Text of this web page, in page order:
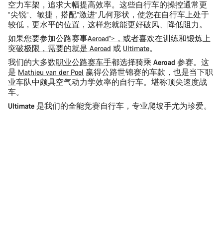
空力车架，追求大幅提高效率。这些自行车的操控通常更
“尖锐”、敏捷，搭配“激进”几何形状，使您在自行车上处于
较低，更水平的位置，这样您就能更好破风、降低阻力。
如果您要参加公路赛事Aeroad">，或者喜欢在训练和锻炼上
突破极限，需要的就是 Aeroad 或 Ultimate。
我们的大多数职业公路赛车手都选择骑乘 Aeroad 参赛。这
是 Mathieu van der Poel 赢得公路世锦赛的车款，也是当下职
业车队中颇具空气动力学效率的自行车。堪称顶尖速度战
车。
Ultimate 是我们的全能竞赛自行车，专业爬坡手尤为珍爱。